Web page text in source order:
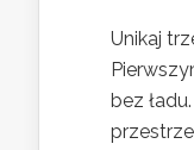
Unikaj
bez